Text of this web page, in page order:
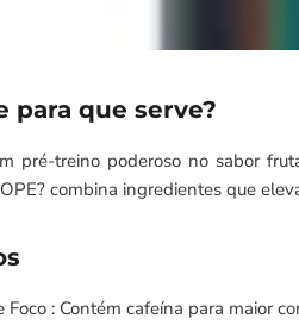
para que serve?
pré-treino poderoso no sabor
combina ingredientes que
Foco : Contém cafeína para maior